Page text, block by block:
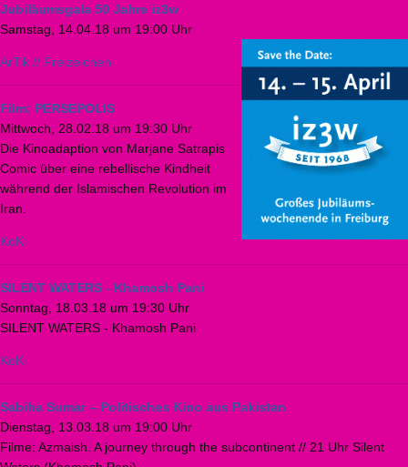
Jubiläumsgala 50 Jahre iz3w
Samstag, 14.04.18 um 19:00 Uhr
ArTik // Freizeichen
Film: PERSEPOLIS
Mittwoch, 28.02.18 um 19:30 Uhr
Die Kinoadaption von Marjane Satrapis
Comic über eine rebellische Kindheit
während der Islamischen Revolution im
Iran.
KoKi
SILENT WATERS - Khamosh Pani
Sonntag, 18.03.18 um 19:30 Uhr
SILENT WATERS - Khamosh Pani
KoKi
Sabiha Sumar – Politisches Kino aus Pakistan
Dienstag, 13.03.18 um 19:00 Uhr
Filme: Azmaish. A journey through the subcontinent // 21 Uhr Silent